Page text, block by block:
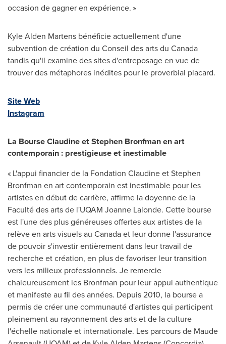
occasion de gagner en expérience. »
Kyle Alden Martens bénéficie actuellement d'une
subvention de création du Conseil des arts du Canada
tandis qu'il examine des sites d'entreposage en vue de
trouver des métaphores inédites pour le proverbial placard.
Site Web
Instagram
La Bourse Claudine etStephen Bronfmanen art
contemporain : prestigieuse et inestimable
« L'appui financier de la Fondation Claudine etStephen
Bronfman en art contemporain est inestimable pour les
artistes en début de carrière, affirme la doyenne de la
Faculté des arts de l'UQAM Joanne Lalonde. Cette bourse
est l'une des plus généreuses offertes aux artistes de la
relève en arts visuels au Canadaet leur donne l'assurance
de pouvoir s'investir entièrement dans leur travail de
recherche et création, en plus de favoriser leur transition
vers les milieux professionnels. Je remercie
chaleureusement les Bronfman pour leur appui authentique
et manifeste au fil des années. Depuis 2010, la bourse a
permis de créer une communauté d'artistes qui participent
pleinement au rayonnement des arts et de la culture
l'échelle nationale et internationale. Les parcours de Maude